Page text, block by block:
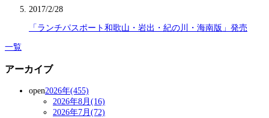
2017/2/28
「ランチパスポート和歌山・岩出・紀の川・海南版」発売
一覧
アーカイブ
open2026年(455)
2026年8月(16)
2026年7月(72)